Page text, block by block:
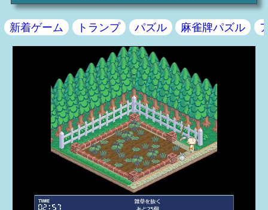
新着ゲーム トランプ パズル 麻雀牌パズル